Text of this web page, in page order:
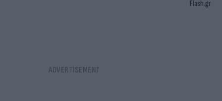
Flash.gr